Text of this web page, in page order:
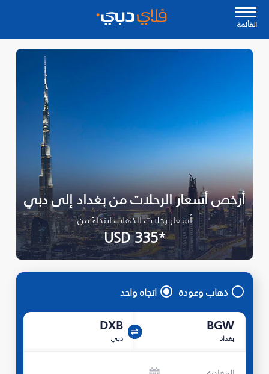
القأئمة
أرخص أسعار الرحلات من بغداد إلى دبي
أسعار رحلات الذهاب ابتداءً من
*USD 335
ذهاب وعودة اتجاه واحد
BGW
بغداد
DXB
دبي